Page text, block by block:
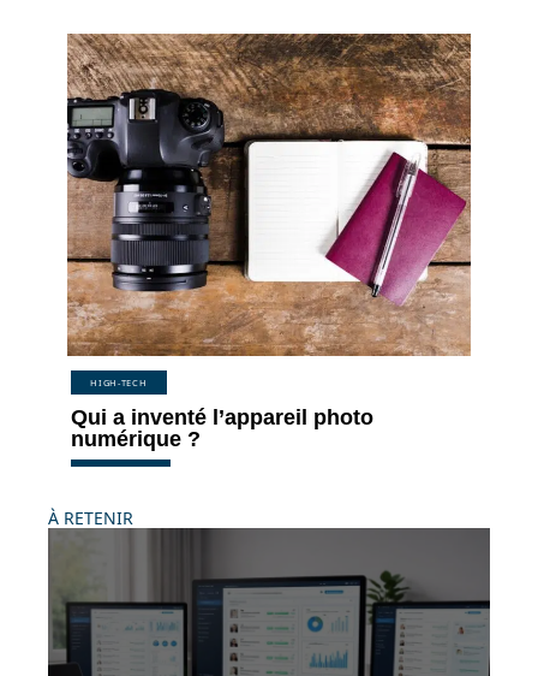
HIGH-TECH
Qui a inventé l’appareil photo
numérique ?
À RETENIR